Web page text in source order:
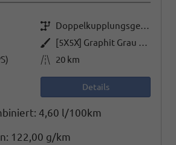
Getriebe
Doppelkupplungsgetriebe (DSG)
Außenfarbe
[5X5X] Graphit Grau Metallic
Kilometerstand 20 km
Details
4,60 l/100km
122,00 g/km